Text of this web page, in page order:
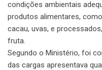
condições ambientais
produtos alimentares,
cacau, uvas, e
fruta.
Segundo o Ministério, foi
das cargas apresentava